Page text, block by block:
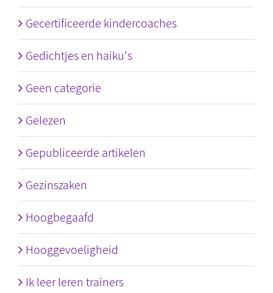
Gecertificeerde kindercoaches
Gedichtjes en haiku's
Geen categorie
Gelezen
Gepubliceerde artikelen
Gezinszaken
Hoogbegaafd
Hooggevoeligheid
Ik leer leren trainers